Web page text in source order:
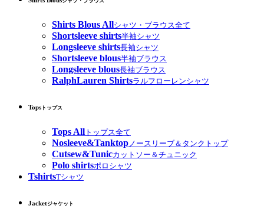
Shirts Blous Allシャツ・ブラウス全て
Shortsleeve shirts半袖シャツ
Longsleeve shirts長袖シャツ
Shortsleeve blous半袖ブラウス
Longsleeve blous長袖ブラウス
RalphLauren Shirtsラルフローレンシャツ
Tops トップス
Tops All トップス全て
Nosleeve&Tanktopノースリーブ＆タンクトップ
Cutsew&Tunicカットソー＆チュニック
Polo shirtsポロシャツ
TshirtsTシャツ
Jacketジャケット